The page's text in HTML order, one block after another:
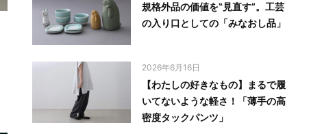
規格外品の価値を‟見直す”。工芸
の入り口としての「みなおし品」
2026年6月16日
【わたしの好きなもの】まるで履
いてないような軽さ！「薄手の高
密度タックパンツ」